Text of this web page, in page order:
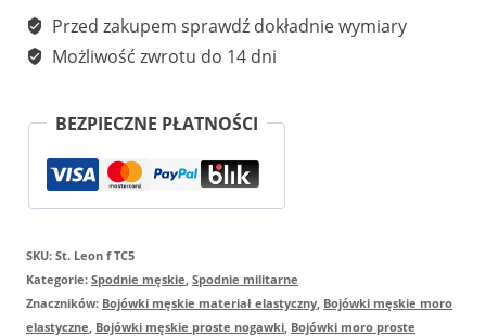
bojówki
moro
firma
Leon
model
TC5
Przed zakupem sprawdź dokładnie wymiary
Możliwość zwrotu do 14 dni
BEZPIECZNE PŁATNOŚCI
SKU: St. Leon f TC5
Kategorie: Spodnie męskie Spodnie militarne
Znaczników: Bojówki męskie materiał elastyczny Bojówki męskie moro
elastyczne Bojówki męskie proste nogawki Bojówki moro proste